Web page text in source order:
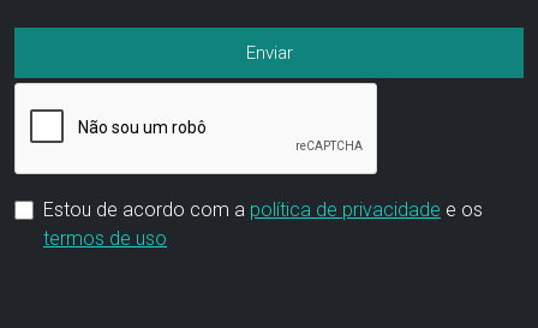
Estou de acordo com a política de privacidade e os
termos de uso